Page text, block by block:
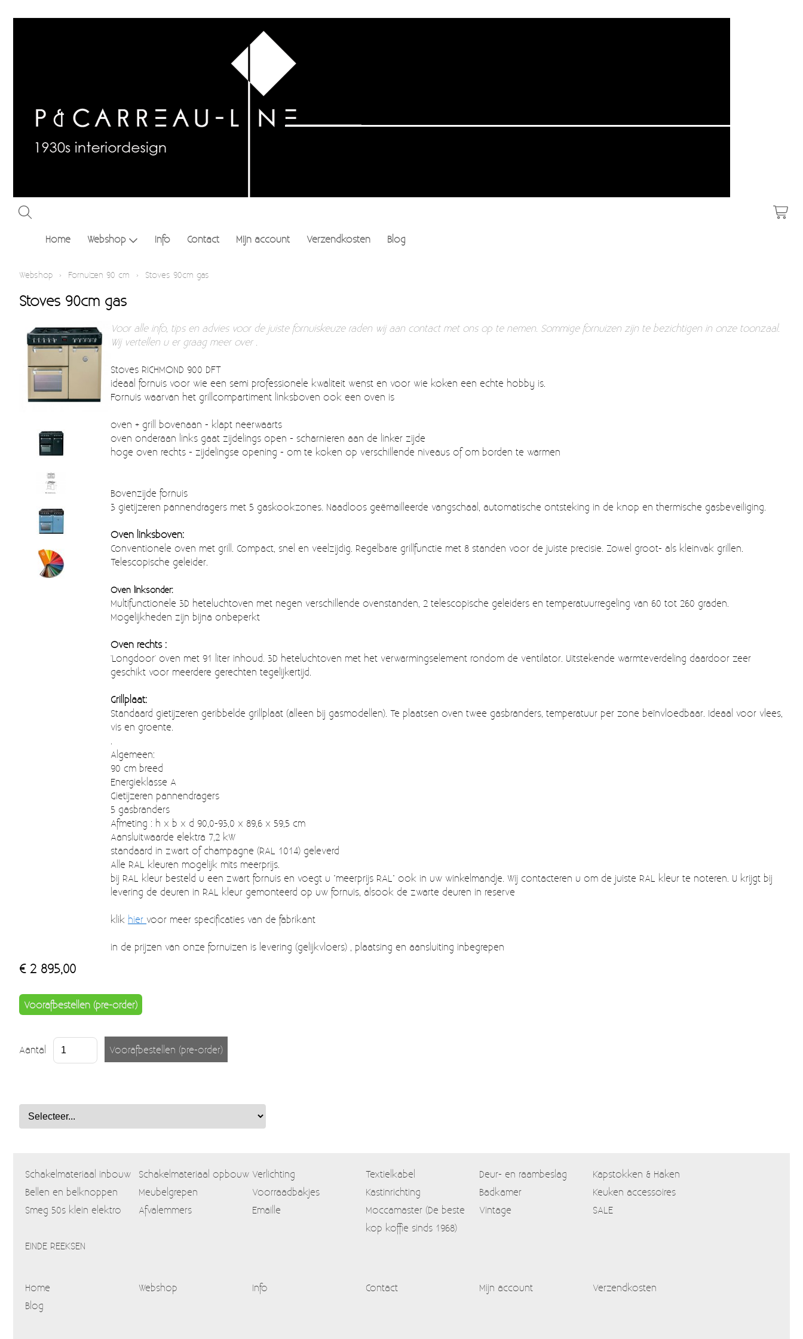
Home Webshop Info Contact Mijn account Verzendkosten Blog
Webshop › Fornuizen 90 cm › Stoves 90cm gas
Stoves 90cm gas
Voor alle info, tips en advies voor de juiste fornuiskeuze raden wij aan contact met ons op te nemen. Sommige fornuizen zijn te bezichtigen in onze toonzaal.
Wij vertellen u er graag meer over .
Stoves RICHMOND 900 DFT
ideaal fornuis voor wie een semi professionele kwaliteit wenst en voor wie koken een echte hobby is.
Fornuis waarvan het grillcompartiment linksboven ook een oven is
oven + grill bovenaan - klapt neerwaarts
oven onderaan links gaat zijdelings open - scharnieren aan de linker zijde
hoge oven rechts - zijdelingse opening - om te koken op verschillende niveaus of om borden te warmen
Bovenzijde fornuis
3 gietijzeren pannendragers met 5 gaskookzones. Naadloos geëmailleerde vangschaal, automatische ontsteking in de knop en thermische gasbeveiliging.
Oven linksboven:
Conventionele oven met grill. Compact, snel en veelzijdig. Regelbare grillfunctie met 8 standen voor de juiste precisie. Zowel groot- als kleinvak grillen.
Telescopische geleider.
Oven linksonder:
Multifunctionele 3D heteluchtoven met negen verschillende ovenstanden, 2 telescopische geleiders en temperatuurregeling van 60 tot 260 graden.
Mogelijkheden zijn bijna onbeperkt
Oven rechts :
'Longdoor' oven met 91 liter inhoud. 3D heteluchtoven met het verwarmingselement rondom de ventilator. Uitstekende warmteverdeling daardoor zeer
geschikt voor meerdere gerechten tegelijkertijd.
Grillplaat:
Standaard gietijzeren geribbelde grillplaat (alleen bij gasmodellen). Te plaatsen oven twee gasbranders, temperatuur per zone beïnvloedbaar. Ideaal voor vlees,
vis en groente.
Algemeen:
90 cm breed
Energieklasse A
Gietijzeren pannendragers
5 gasbranders
Afmeting : h x b x d 90,0-93,0 x 89,6 x 59,5 cm
Aansluitwaarde elektra 7,2 kW
standaard in zwart of champagne (RAL 1014) geleverd
Alle RAL kleuren mogelijk mits meerprijs.
bij RAL kleur besteld u een zwart fornuis en voegt u "meerprijs RAL" ook in uw winkelmandje. Wij contacteren u om de juiste RAL kleur te noteren. U krijgt bij
levering de deuren in RAL kleur gemonteerd op uw fornuis, alsook de zwarte deuren in reserve
klik hier voor meer specificaties van de fabrikant
in de prijzen van onze fornuizen is levering (gelijkvloers) , plaatsing en aansluiting inbegrepen
€ 2 895,00
Voorafbestellen (pre-order)
Aantal
Schakelmateriaal inbouw Schakelmateriaal opbouw Verlichting Textielkabel Deur- en raambeslag
Kapstokken & Haken
Bellen en belknoppen
Meubelgrepen Voorraadbakjes Kastinrichting Badkamer
Keuken accessoires
Smeg 50s klein elektro
Afvalemmers Emaille
Moccamaster (De beste
kop koffie sinds 1968)
Vintage SALE
EINDE REEKSEN
Home Webshop Info Contact Mijn account
Verzendkosten
Blog